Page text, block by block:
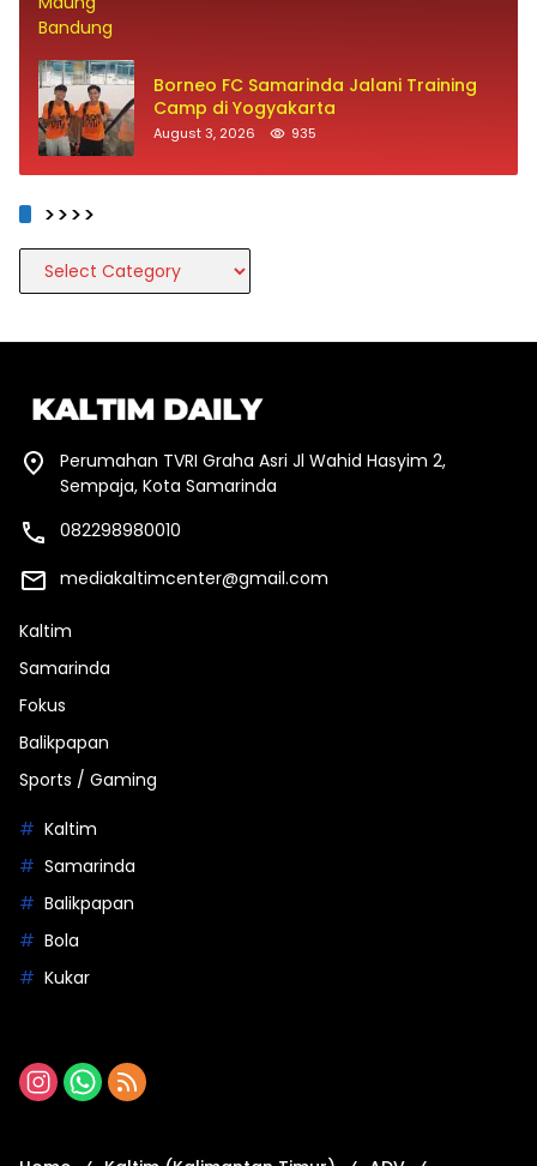
Borneo FC Samarinda Jalani Training
Camp di Yogyakarta
August 3, 2026 935
>>>>
>>>>
Perumahan TVRI Graha Asri Jl Wahid Hasyim 2,
Sempaja, Kota Samarinda
082298980010
mediakaltimcenter@gmail.com
Kaltim
Samarinda
Fokus
Balikpapan
Sports / Gaming
Kaltim
Samarinda
Balikpapan
Bola
Kukar